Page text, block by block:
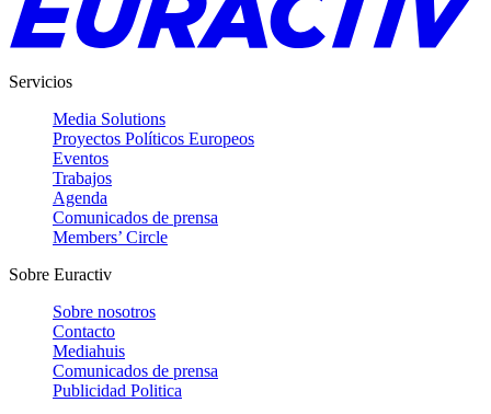
Servicios
Media Solutions
Proyectos Políticos Europeos
Eventos
Trabajos
Agenda
Comunicados de prensa
Members’ Circle
Sobre Euractiv
Sobre nosotros
Contacto
Mediahuis
Comunicados de prensa
Publicidad Politica